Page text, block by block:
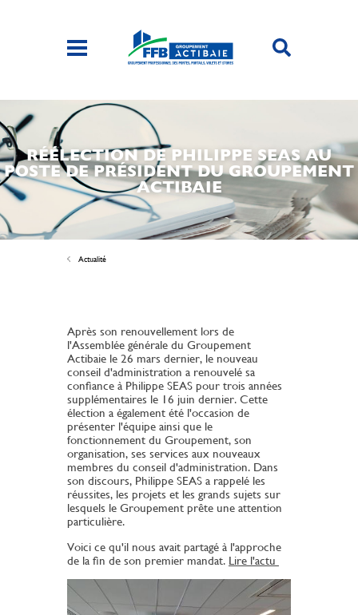
RÉÉLECTION DE PHILIPPE SEAS AU
POSTE DE PRÉSIDENT DU GROUPEMENT
ACTIBAIE
Actualité
Après son renouvellement lors de
l'Assemblée générale du Groupement
Actibaie le 26 mars dernier, le nouveau
conseil d'administration a renouvelé sa
confiance à Philippe SEAS pour trois années
supplémentaires le 16 juin dernier. Cette
élection a également été l'occasion de
présenter l'équipe ainsi que le
fonctionnement du Groupement, son
organisation, ses services aux nouveaux
membres du conseil d'administration. Dans
son discours, Philippe SEAS a rappelé les
réussites, les projets et les grands sujets sur
lesquels le Groupement prête une attention
particulière.
Voici ce qu'il nous avait partagé à l'approche
de la fin de son premier mandat. Lire l'actu